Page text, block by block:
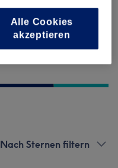
Nach Sternen filtern
Alle Cookies
akzeptieren